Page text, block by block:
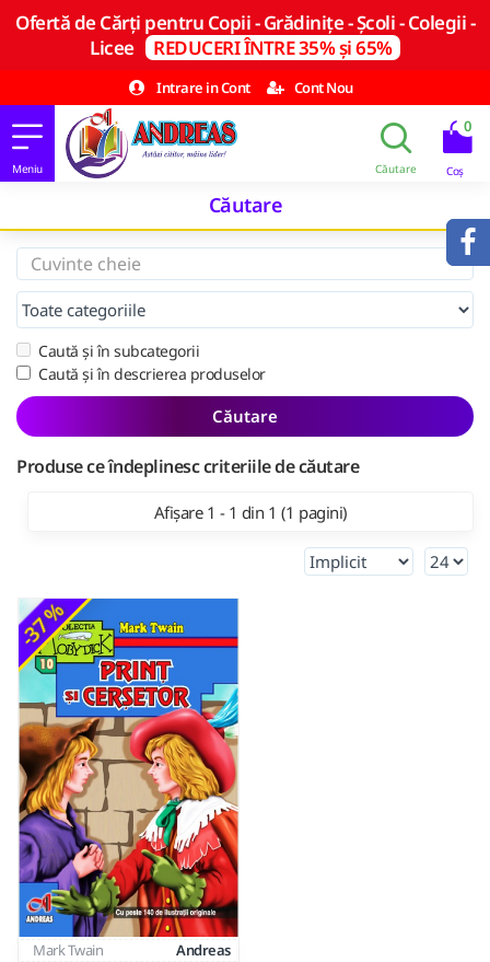
Ofertă de Cărți pentru Copii - Grădinițe - Școli - Colegii -
Licee REDUCERI ÎNTRE 35% și 65%
Intrare in Cont
Cont Nou
0
Căutare
Caută și în subcategorii
Caută și în descrierea produselor
Căutare
Produse ce îndeplinesc criteriile de căutare
Afișare 1 - 1 din 1 (1 pagini)
-37 %
Mark Twain Andreas